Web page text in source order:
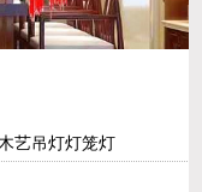
艺吊灯灯笼灯